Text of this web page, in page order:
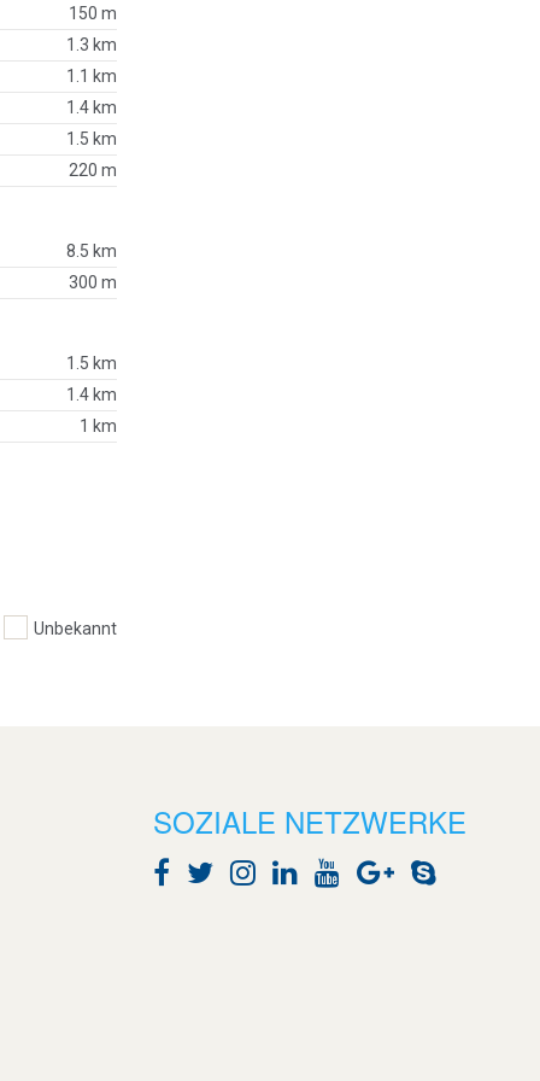
150 m
1.3 km
1.1 km
1.4 km
1.5 km
220 m
8.5 km
300 m
1.5 km
1.4 km
1 km
Unbekannt
SOZIALE NETZWERKE